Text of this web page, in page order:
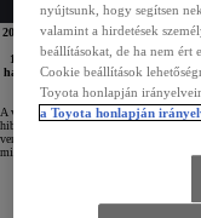
2022, 2023 és 2024 után 2025-ben
magyarországi személy és
16.635 db új Toyota talált gazdára
harmadszor védte meg 2022-ben
a Lexus 1.354 db új autót
magyarországi
A világ legnépszerűbb autómárkája, a
hibrid, öntöltő hibrid, plug-in hibrid, és
vertikumát lefedő Toyota immáron
miután 2025-ben 16.635 db új autó
MAGYARORSZÁGI
nyújtsunk, hogy segítsen
valamint a hirdetések
beállításokat, de ha nem ért
Cookie beállítások
Toyota honlapján
a Toyota honlapján